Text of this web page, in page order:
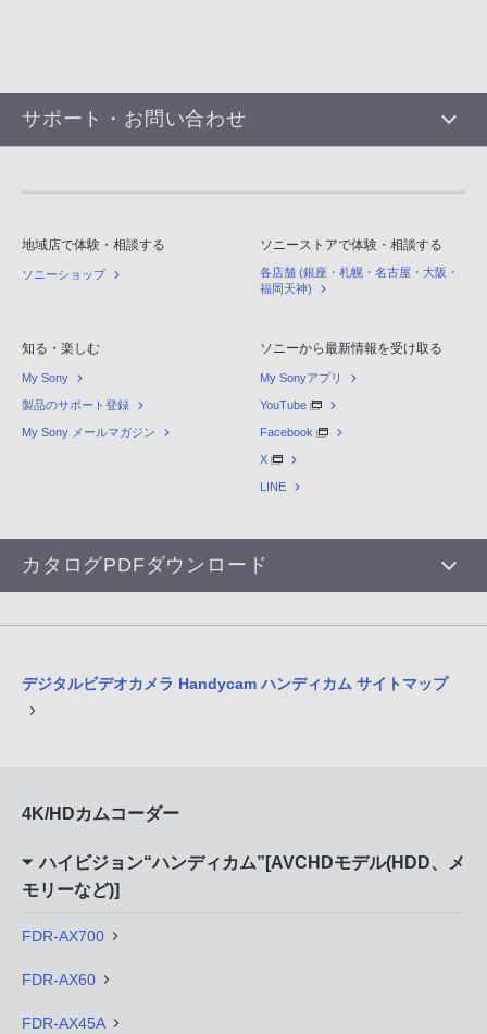
サポート・お問い合わせ
地域店で体験・相談する
ソニーショップ
ソニーストアで体験・相談する
各店舗 (銀座・札幌・名古屋・大阪・
福岡天神)
知る・楽しむ
My Sony
製品のサポート登録
My Sony メールマガジン
ソニーから最新情報を受け取る
My Sonyアプリ
YouTube
Facebook
X
LINE
カタログPDFダウンロード
デジタルビデオカメラ Handycam ハンディカム サイトマップ
4K/HDカムコーダー
ハイビジョン“ハンディカム”[AVCHDモデル(HDD、メ
モリーなど)]
FDR-AX700
FDR-AX60
FDR-AX45A